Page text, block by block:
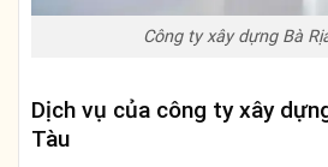
Công ty xây dựng Bà
Dịch vụ của công ty xây
Tàu